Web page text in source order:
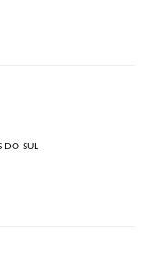
DO SUL